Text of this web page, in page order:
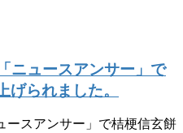
ニュースアンサー」で
られました。
ースアンサー」で桔梗信玄餅